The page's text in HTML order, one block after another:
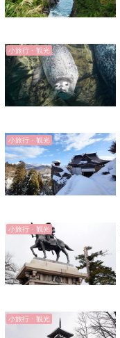
小旅行・観光
小旅行・観光
小旅行・観光
小旅行・観光